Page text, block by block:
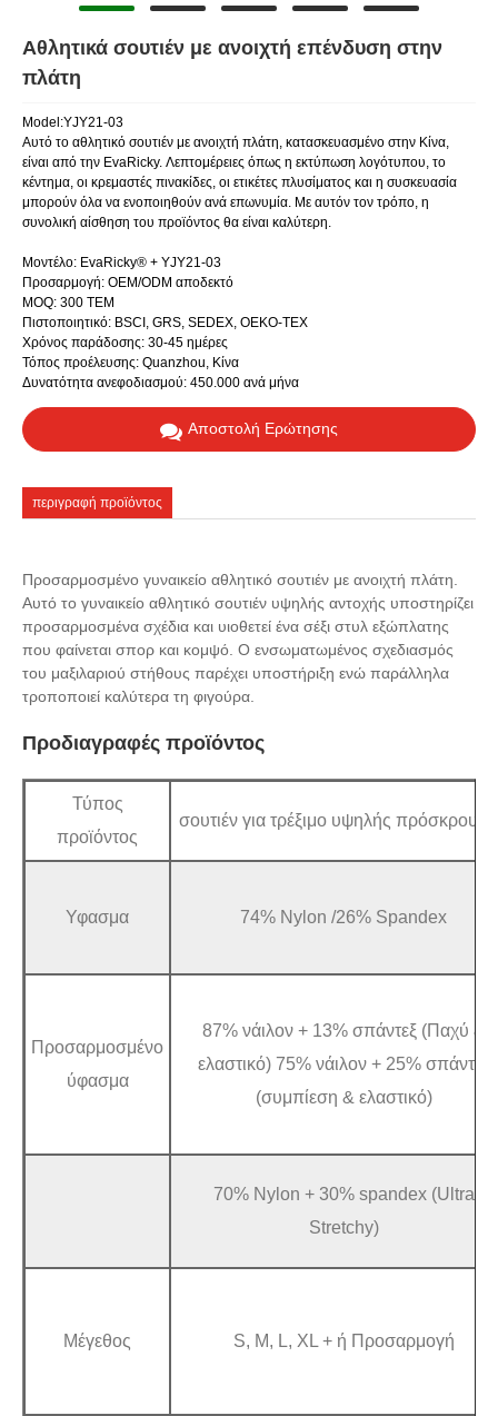
Αθλητικά σουτιέν με ανοιχτή επένδυση στην
πλάτη
Model:YJY21-03
Αυτό το αθλητικό σουτιέν με ανοιχτή πλάτη, κατασκευασμένο στην Κίνα,
είναι από την EvaRicky. Λεπτομέρειες όπως η εκτύπωση λογότυπου, το
κέντημα, οι κρεμαστές πινακίδες, οι ετικέτες πλυσίματος και η συσκευασία
μπορούν όλα να ενοποιηθούν ανά επωνυμία. Με αυτόν τον τρόπο, η
συνολική αίσθηση του προϊόντος θα είναι καλύτερη.
Μοντέλο: EvaRicky® + YJY21-03
Προσαρμογή: OEM/ODM αποδεκτό
MOQ: 300 ΤΕΜ
Πιστοποιητικό: BSCI, GRS, SEDEX, OEKO-TEX
Χρόνος παράδοσης: 30-45 ημέρες
Τόπος προέλευσης: Quanzhou, Κίνα
Δυνατότητα ανεφοδιασμού: 450.000 ανά μήνα
Αποστολή Ερώτησης
περιγραφή προϊόντος
Προσαρμοσμένο γυναικείο αθλητικό σουτιέν με ανοιχτή πλάτη.
Αυτό το γυναικείο αθλητικό σουτιέν υψηλής αντοχής υποστηρίζει
προσαρμοσμένα σχέδια και υιοθετεί ένα σέξι στυλ εξώπλατης
που φαίνεται σπορ και κομψό. Ο ενσωματωμένος σχεδιασμός
του μαξιλαριού στήθους παρέχει υποστήριξη ενώ παράλληλα
τροποποιεί καλύτερα τη φιγούρα.
Προδιαγραφές προϊόντος
Τύπος
προϊόντος
σουτιέν για τρέξιμο υψηλής
Υφασμα 74% Nylon /26% Spandex
Προσαρμοσμένο
ύφασμα
87% νάιλον + 13% σπάντεξ (Παχύ &
ελαστικό) 75% νάιλον + 25% σπάντεξ
(συμπίεση & ελαστικό)
70% Nylon + 30% spandex (Ultra
Stretchy)
Μέγεθος S, M, L, XL + ή Προσαρμογή